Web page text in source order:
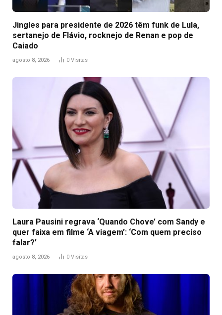
Jingles para presidente de 2026 têm funk de Lula,
sertanejo de Flávio, rocknejo de Renan e pop de
Caiado
agosto 8, 2026 0 Visitas
Laura Pausini regrava ‘Quando Chove’ com Sandy e
quer faixa em filme ‘A viagem’: ‘Com quem preciso
falar?’
agosto 8, 2026 0 Visitas